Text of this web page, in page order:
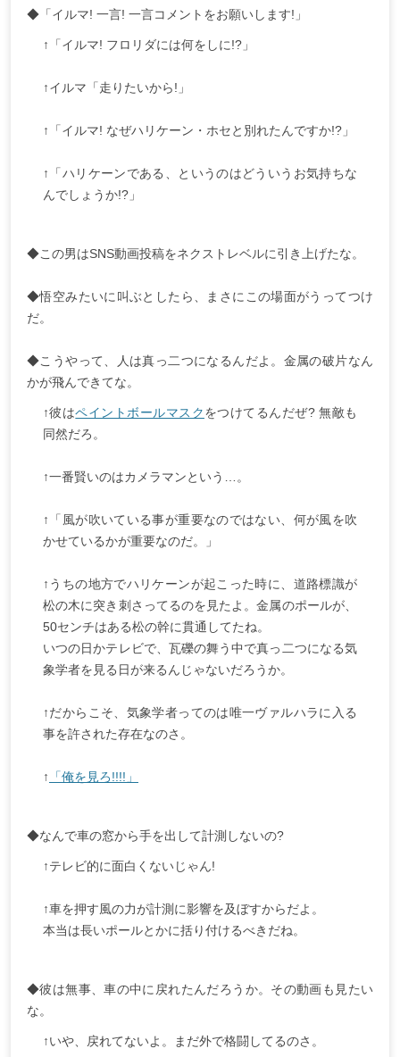
◆「イルマ! 一言! 一言コメントをお願いします!」
↑「イルマ! フロリダには何をしに!?」
↑イルマ「走りたいから!」
↑「イルマ! なぜハリケーン・ホセと別れたんですか!?」
↑「ハリケーンである、というのはどういうお気持ちな
んでしょうか!?」
◆この男はSNS動画投稿をネクストレベルに引き上げたな。
◆悟空みたいに叫ぶとしたら、まさにこの場面がうってつけ
だ。
◆こうやって、人は真っ二つになるんだよ。金属の破片なん
かが飛んできてな。
↑彼はペイントボールマスクをつけてるんだぜ? 無敵も
同然だろ。
↑一番賢いのはカメラマンという…。
↑「風が吹いている事が重要なのではない、何が風を吹
かせているかが重要なのだ。」
↑うちの地方でハリケーンが起こった時に、道路標識が
松の木に突き刺さってるのを見たよ。金属のポールが、
50センチはある松の幹に貫通してたね。
いつの日かテレビで、瓦礫の舞う中で真っ二つになる気
象学者を見る日が来るんじゃないだろうか。
↑だからこそ、気象学者ってのは唯一ヴァルハラに入る
事を許された存在なのさ。
↑ 「俺を見ろ!!!!」
◆なんで車の窓から手を出して計測しないの?
↑テレビ的に面白くないじゃん!
↑車を押す風の力が計測に影響を及ぼすからだよ。
本当は長いポールとかに括り付けるべきだね。
◆彼は無事、車の中に戻れたんだろうか。その動画も見たい
な。
↑いや、戻れてないよ。まだ外で格闘してるのさ。